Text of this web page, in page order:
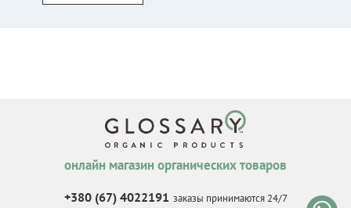
онлайн магазин органических товаров
+380 (67) 4022191 заказы принимаются 24/7